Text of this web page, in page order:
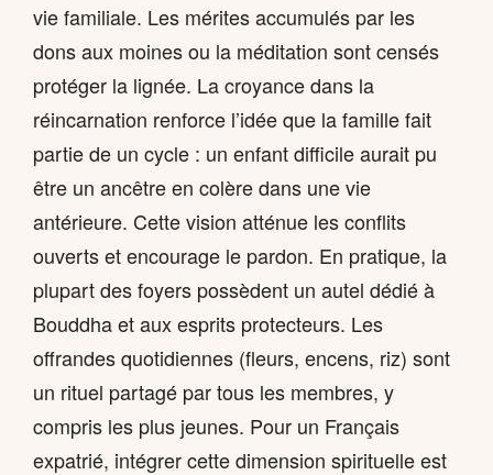
vie familiale. Les mérites accumulés par les
dons aux moines ou la méditation sont censés
protéger la lignée. La croyance dans la
réincarnation renforce l’idée que la famille fait
partie de un cycle : un enfant difficile aurait pu
être un ancêtre en colère dans une vie
antérieure. Cette vision atténue les conflits
ouverts et encourage le pardon. En pratique, la
plupart des foyers possèdent un autel dédié à
Bouddha et aux esprits protecteurs. Les
offrandes quotidiennes (fleurs, encens, riz) sont
un rituel partagé par tous les membres, y
compris les plus jeunes. Pour un Français
expatrié, intégrer cette dimension spirituelle est